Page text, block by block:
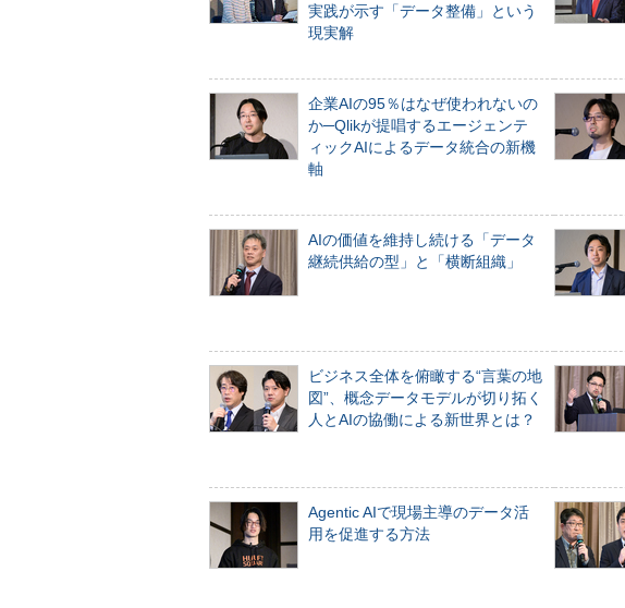
実践が示す「データ整備」という
現実解
企業AIの95％はなぜ使われないの
か─Qlikが提唱するエージェンテ
ィックAIによるデータ統合の新機
軸
AIの価値を維持し続ける「データ
継続供給の型」と「横断組織」
ビジネス全体を俯瞰する“言葉の地
図”、概念データモデルが切り拓く
人とAIの協働による新世界とは？
Agentic AIで現場主導のデータ活
用を促進する方法